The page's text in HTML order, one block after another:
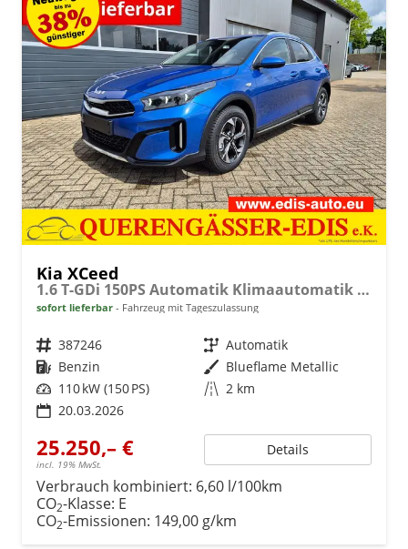
Kia XCeed
1.6 T-GDi 150PS Automatik Klimaautomatik Sitzheizung Lenkradheizung Navi PDC Rückf.Kamera abged.Scheiben Apple CarPlay Android Auto
sofort lieferbar Fahrzeug mit Tageszulassung
Fahrzeugnr. 387246 Getriebe Automatik
Kraftstoff Benzin Außenfarbe Blueflame Metallic
Leistung 110 kW (150 PS) Kilometerstand 2 km
20.03.2026
25.250,– €
incl. 19% MwSt.
Details
Verbrauch kombiniert: 6,60 l/100km
CO2-Klasse: E
CO2-Emissionen: 149,00 g/km